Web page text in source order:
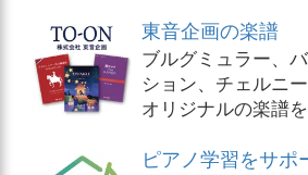
東音企画の楽譜
ブルグミュラー、
ション、チェルニ
オリジナルの楽譜を
ピアノ学習をサポ